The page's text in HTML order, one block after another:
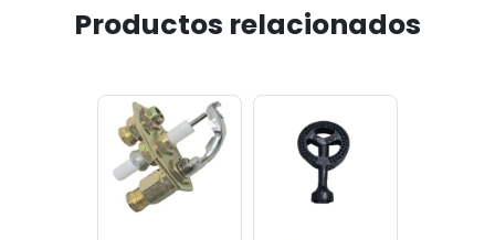
Productos relacionados